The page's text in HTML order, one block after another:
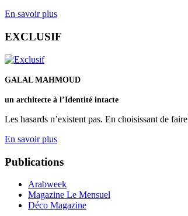
En savoir plus
EXCLUSIF
GALAL MAHMOUD
un architecte à l’Identité intacte
Les hasards n’existent pas. En choisissant de
En savoir plus
Publications
Arabweek
Magazine Le Mensuel
Déco Magazine